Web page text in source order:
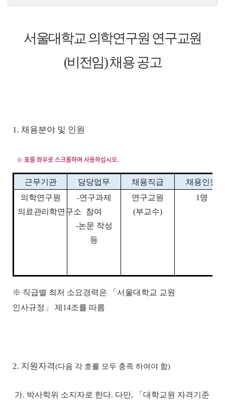
서울대학교 의학연구원 연구교원
(비전임)채용 공고
1. 채용분야 및 인원
근무기관 담당업무 채용직급
채용인원
의학연구원
의료관리학연구소
-연구과제
참여
-논문 작성
등
연구교원
(부교수)
1 명
※ 직급별 최저 소요경력은 「 서울대학교 교원
인사규정 」 제 14조를 따름
2. 지원자격(다음 각 호를 모두 충족 하여야 함)
가. 박사학위 소지자로 한다. 다만, 「 대학교원 자격기준